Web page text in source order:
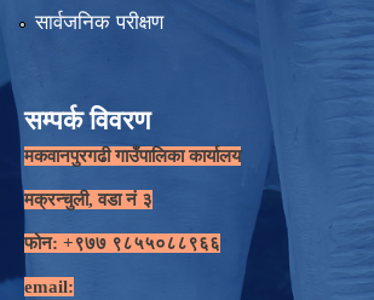
सार्वजनिक परीक्षण
सम्पर्क विवरण
मकवानपुरगढी गाउँपालिका कार्यालय
मक्रन्चुली, वडा नं ३
फोन: +९७७ ९८५५०८८९६६
email: